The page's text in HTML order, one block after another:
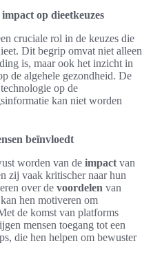
op dieetkeuzes
cruciale rol in de keuzes die
Dit begrip omvat niet alleen
is, maar ook het inzicht in
de algehele gezondheid. De
op de
kan niet worden
beïnvloedt
worden van de impact van
zij vaak kritischer naar hun
over de voordelen van
hen motiveren om
de komst van platforms
mensen toegang tot een
die hen helpen om bewuster